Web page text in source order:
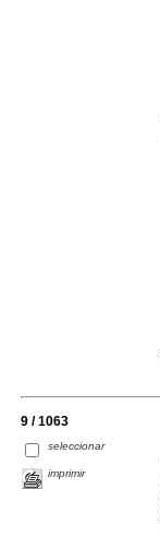
9 / 1063
seleccionar
imprimir